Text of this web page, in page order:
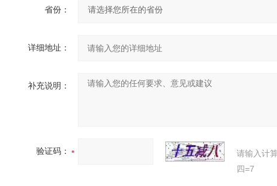
省份：
详细地址：
补充说明：
验证码：
请输入计
四=7